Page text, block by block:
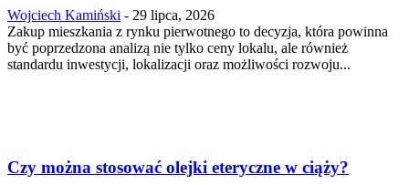
Wojciech Kamiński - 29 lipca, 2026
Zakup mieszkania z rynku pierwotnego to decyzja, która powinna
być poprzedzona analizą nie tylko ceny lokalu, ale również
standardu inwestycji, lokalizacji oraz możliwości rozwoju...
Czy można stosować olejki eteryczne w ciąży?